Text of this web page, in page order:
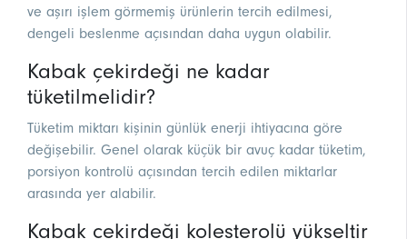
ve aşırı işlem görmemiş ürünlerin tercih edilmesi,
dengeli beslenme açısından daha uygun olabilir.
Kabak çekirdeği ne kadar
tüketilmelidir?
Tüketim miktarı kişinin günlük enerji ihtiyacına göre
değişebilir. Genel olarak küçük bir avuç kadar tüketim,
porsiyon kontrolü açısından tercih edilen miktarlar
arasında yer alabilir.
Kabak çekirdeği kolesterolü yükseltir